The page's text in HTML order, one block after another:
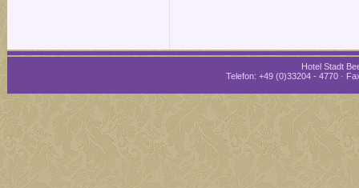
Hotel Stadt
Telefon: +49 (0)33204 - 4770 ·